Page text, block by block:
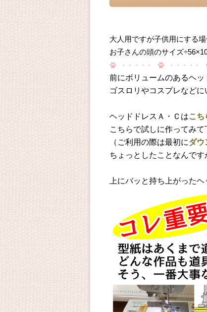
大人用ですが子供用にする
お子さんの頭のサイズ
前にボリュームのあるヘッ
ゴスロリやコスプレなどに
ヘッドドレスＡ・Ｃはこち
こちらで試しに作ってみて
（ご利用の際は最初にダウ
ちょっとしたことなんで
上にバッと持ち上がった